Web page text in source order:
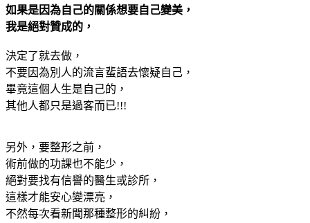
如果是因為自己的關係想要自己變美，
我是絕對贊成的，
決定了就去做，
不要因為別人的流言蜚語去懷疑自己，
畢竟這個人生是自己的，
其他人都只是過客而已!!!
另外，要整形之前，
術前做的功課也不能少，
絕對要找有信譽的醫生或診所，
這樣才能安心變漂亮，
不然每次看新聞那種整形的糾紛，